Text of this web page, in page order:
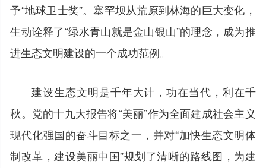
予“地球卫士奖”。塞罕坝从荒原到林海的巨大变化，
生动诠释了“绿水青山就是金山银山”的理念，成为推
进生态文明建设的一个成功范例。
建设生态文明是千年大计，功在当代，利在千
秋。党的十九大报告将“美丽”作为全面建成社会主义
现代化强国的奋斗目标之一，并对“加快生态文明体
制改革，建设美丽中国”规划了清晰的路线图，为建